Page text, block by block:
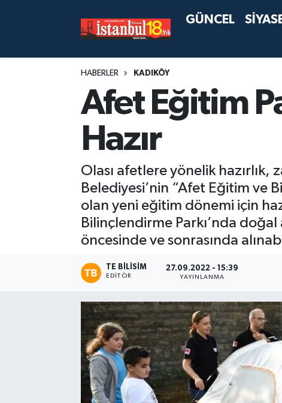
GÜNCEL
HABERLER KADIKÖY
Afet Eğitim
Hazır
Olası afetlere yönelik hazırlık,
Belediyesi’nin “Afet Eğitim ve
olan yeni eğitim dönemi için
Bilinçlendirme Parkı’nda
öncesinde ve sonrasında
TE BILISIM
EDITÖR
27.09.2022 - 15:39
YAYINLANMA